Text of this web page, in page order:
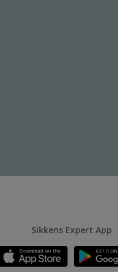
Sikkens Expert App